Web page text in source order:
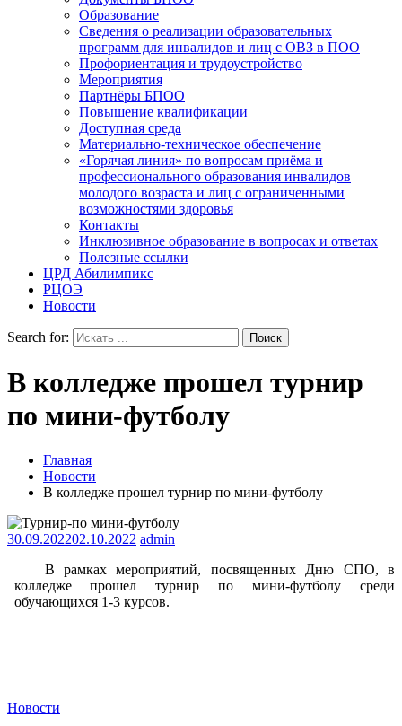
Образование
Сведения о реализации образовательных
программ для инвалидов и лиц с ОВЗ в ПОО
Профориентация и трудоустройство
Мероприятия
Партнёры БПОО
Повышение квалификации
Доступная среда
Материально-техническое обеспечение
«Горячая линия» по вопросам приёма и
профессионального образования инвалидов
молодого возраста и лиц с ограниченными
возможностями здоровья
Контакты
Инклюзивное образование в вопросах и ответах
Полезные ссылки
ЦРД Абилимпикс
РЦОЭ
Новости
Search for:
В колледже прошел турнир
по мини-футболу
Главная
Новости
В колледже прошел турнир по мини-футболу
30.09.202202.10.2022 admin
В рамках мероприятий, посвященных Дню СПО, в
колледже прошел турнир по мини-футболу среди
обучающихся 1-3 курсов.
Новости